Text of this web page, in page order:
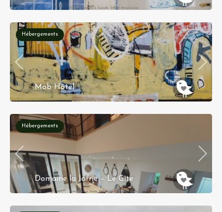
1065, Route de la Gabelle 26570 Ferrassières
Hébergements
Mob Hôtel
6 rue Gambetta 93400 St Ouen
Hébergements
Domaine la Jarrie – Le Gîte
Domaine La Jarrie 86310 La Bussière France